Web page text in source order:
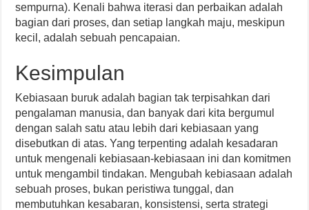
sempurna). Kenali bahwa iterasi dan perbaikan adalah
bagian dari proses, dan setiap langkah maju, meskipun
kecil, adalah sebuah pencapaian.
Kesimpulan
Kebiasaan buruk adalah bagian tak terpisahkan dari
pengalaman manusia, dan banyak dari kita bergumul
dengan salah satu atau lebih dari kebiasaan yang
disebutkan di atas. Yang terpenting adalah kesadaran
untuk mengenali kebiasaan-kebiasaan ini dan komitmen
untuk mengambil tindakan. Mengubah kebiasaan adalah
sebuah proses, bukan peristiwa tunggal, dan
membutuhkan kesabaran, konsistensi, serta strategi